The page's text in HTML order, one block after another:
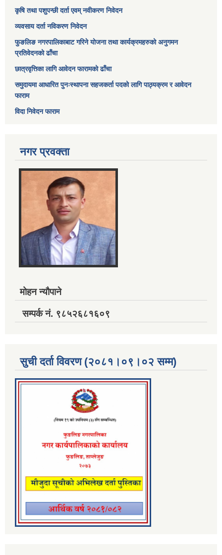
कृषि तथा पशुपन्छी दर्ता एवम् नवीकरण निवेदन
व्यवसाय दर्ता नविकरण निवेदन
फुङलिङ नगरपालिकाबाट गरिने योजना तथा कार्यक्रमहरुको अनुगमन
प्रतिवेदनको ढाँचा
छात्रवृत्तिका लागि आवेदन फारामको ढाँचा
समुदायमा आधारित पुनःस्थापना सहजकर्ता पदको लागि पाठ्यक्रम र आवेदन
फाराम
विदा निवेदन फाराम
नगर प्रवक्ता
मोहन न्यौपाने
सम्पर्क नं. ९८५२६८१६०९
सुची दर्ता विवरण (२०८१।०९।०२ सम्म)